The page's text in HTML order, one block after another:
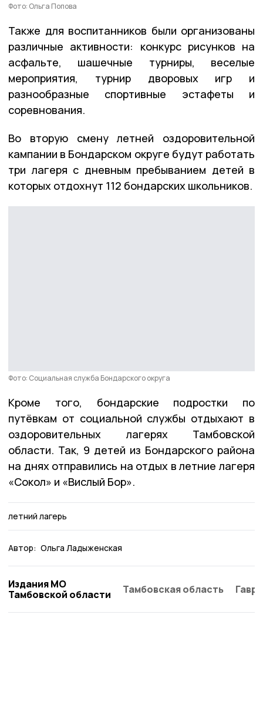
Фото: Ольга Попова
Также для воспитанников были организованы
различные активности: конкурс рисунков на
асфальте, шашечные турниры, веселые
мероприятия, турнир дворовых игр и
разнообразные спортивные эстафеты и
соревнования.
Во вторую смену летней оздоровительной
кампании в Бондарском округе будут работать
три лагеря с дневным пребыванием детей в
которых отдохнут 112 бондарских школьников.
Фото: Социальная служба Бондарского округа
Кроме того, бондарские подростки по
путёвкам от социальной службы отдыхают в
оздоровительных лагерях Тамбовской
области. Так, 9 детей из Бондарского района
на днях отправились на отдых в летние лагеря
«Сокол» и «Вислый Бор».
летний лагерь
Автор: Ольга Ладыженская
Издания МО
Тамбовской области
Тамбовская область